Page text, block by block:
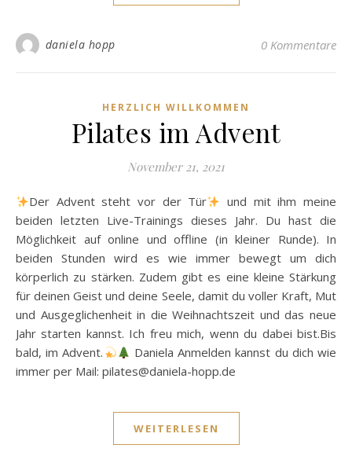
daniela hopp 0 Kommentare
HERZLICH WILLKOMMEN
Pilates im Advent
November 21, 2021
Der Advent steht vor der Tür
und mit ihm meine
beiden letzten Live-Trainings dieses Jahr. Du hast die
Möglichkeit auf online und offline (in kleiner Runde). In
beiden Stunden wird es wie immer bewegt um dich
körperlich zu stärken. Zudem gibt es eine kleine Stärkung
für deinen Geist und deine Seele, damit du voller Kraft, Mut
und Ausgeglichenheit in die Weihnachtszeit und das neue
Jahr starten kannst. Ich freu mich, wenn du dabei bist.Bis
bald, im Advent.
Daniela Anmelden kannst du dich wie
immer per Mail: pilates@daniela-hopp.de
WEITERLESEN